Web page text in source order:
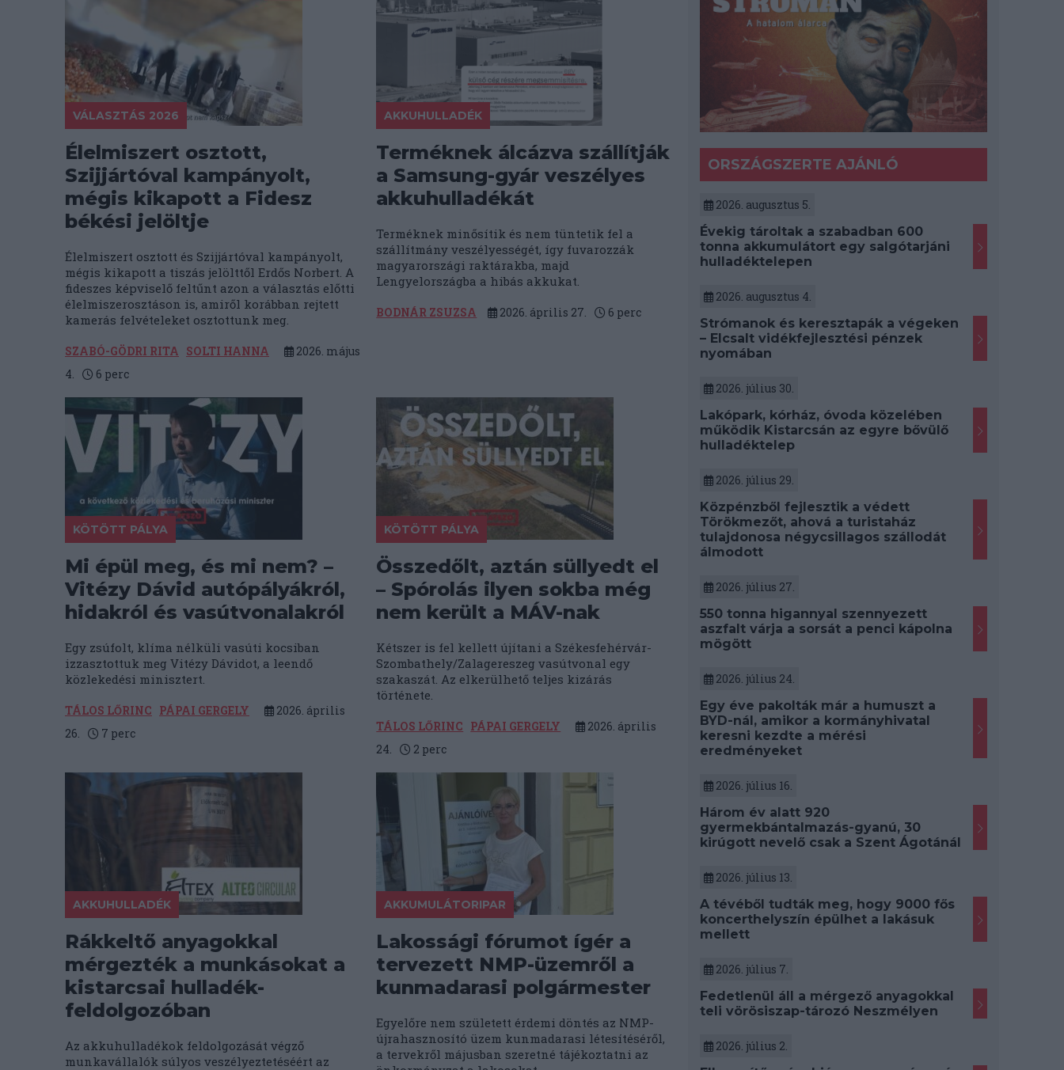
VÁLASZTÁS 2026
Élelmiszert osztott,
Szijjártóval kampányolt,
mégis kikapott a Fidesz
békési jelöltje
Élelmiszert osztott és Szijjártóval kampányolt,
mégis kikapott a tiszás jelölttől Erdős Norbert. A
fideszes képviselő feltűnt azon a választás előtti
élelmiszerosztáson is, amiről korábban rejtett
kamerás felvételeket osztottunk meg.
SZABÓ-GÖDRI RITA SOLTI HANNA
2026. május
4.
6 perc
AKKUHULLADÉK
Terméknek álcázva szállítják
a Samsung-gyár veszélyes
akkuhulladékát
Terméknek minősítik és nem tüntetik fel a
szállítmány veszélyességét, így fuvarozzák
magyarországi raktárakba, majd
Lengyelországba a hibás akkukat.
BODNÁR ZSUZSA 2026. április 27. 6 perc
KÖTÖTT PÁLYA
Mi épül meg, és mi nem? –
Vitézy Dávid autópályákról,
hidakról és vasútvonalakról
Egy zsúfolt, klíma nélküli vasúti kocsiban
izzasztottuk meg Vitézy Dávidot, a leendő
közlekedési minisztert.
TÁLOS LŐRINC PÁPAI GERGELY
2026. április
26.
7 perc
KÖTÖTT PÁLYA
Összedőlt, aztán süllyedt el
– Spórolás ilyen sokba még
nem került a MÁV-nak
Kétszer is fel kellett újítani a Székesfehérvár-
Szombathely/Zalagereszeg vasútvonal egy
szakaszát. Az elkerülhető teljes kizárás
története.
TÁLOS LŐRINC PÁPAI GERGELY
2026. április
24.
2 perc
AKKUHULLADÉK
Rákkeltő anyagokkal
mérgezték a munkásokat a
kistarcsai hulladék-
feldolgozóban
Az akkuhulladékok feldolgozását végző
munkavállalók súlyos veszélyeztetéséért az
AKKUMULÁTORIPAR
Lakossági fórumot ígér a
tervezett NMP-üzemről a
kunmadarasi polgármester
Egyelőre nem született érdemi döntés az NMP-
újrahasznosító üzem kunmadarasi létesítéséről,
a tervekről májusban szeretné tájékoztatni az
ORSZÁGSZERTE AJÁNLÓ
2026. augusztus 5.
Évekig tároltak a szabadban 600
tonna akkumulátort egy salgótarjáni
hulladéktelepen
2026. augusztus 4.
Strómanok és keresztapák a végeken
– Elcsalt vidékfejlesztési pénzek
nyomában
2026. július 30.
Lakópark, kórház, óvoda közelében
működik Kistarcsán az egyre bővülő
hulladéktelep
2026. július 29.
Közpénzből fejlesztik a védett
Törökmezőt, ahová a turistaház
tulajdonosa négycsillagos szállodát
álmodott
2026. július 27.
550 tonna higannyal szennyezett
aszfalt várja a sorsát a penci kápolna
mögött
2026. július 24.
Egy éve pakolták már a humuszt a
BYD-nál, amikor a kormányhivatal
keresni kezdte a mérési
eredményeket
2026. július 16.
Három év alatt 920
gyermekbántalmazás-gyanú, 30
kirúgott nevelő csak a Szent Ágotánál
2026. július 13.
A tévéből tudták meg, hogy 9000 fős
koncerthelyszín épülhet a lakásuk
mellett
2026. július 7.
Fedetlenül áll a mérgező anyagokkal
teli vörösiszap-tározó Neszmélyen
2026. július 2.